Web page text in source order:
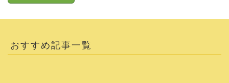
おすすめ記事一覧